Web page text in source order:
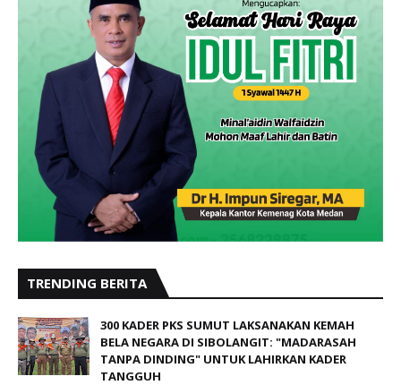
TRENDING BERITA
300 KADER PKS SUMUT LAKSANAKAN KEMAH
BELA NEGARA DI SIBOLANGIT: "MADARASAH
TANPA DINDING" UNTUK LAHIRKAN KADER
TANGGUH